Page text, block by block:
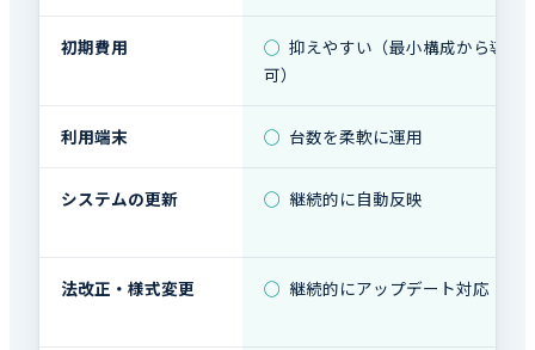
初期費用 ◯ 抑えやすい（最小構成から導入
可）
利用端末 ◯ 台数を柔軟に運用
システムの更新 ◯ 継続的に自動反映
法改正・様式変更 ◯ 継続的にアップデート対応